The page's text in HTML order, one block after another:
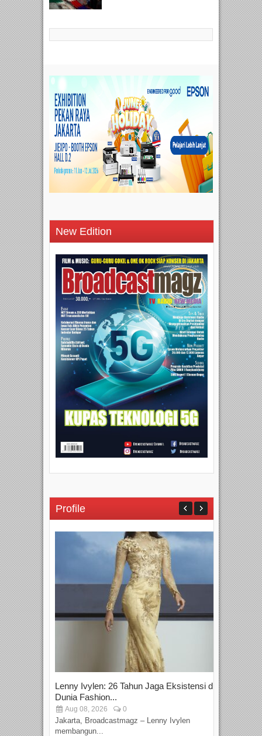
New Edition
Profile
Lenny Ivylen: 26 Tahun Jaga Eksistensi di
Dunia Fashion...
Aug 08, 2026 0
Jakarta, Broadcastmagz – Lenny Ivylen
membangun...